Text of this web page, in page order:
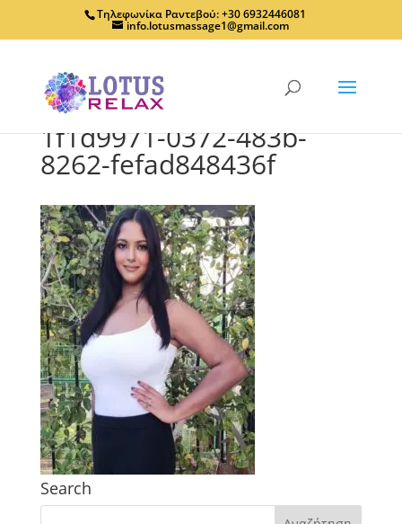
Τηλεφωνίκα Ραντεβού: +30 6932446081
info.lotusmassage1@gmail.com
1f1d9971-0372-483b-
8262-fefad848436f
Search